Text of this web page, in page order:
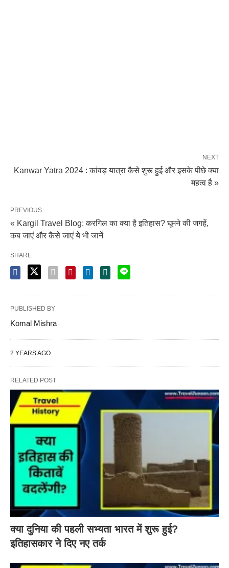
NEXT
Kanwar Yatra 2024 : कांवड़ यात्रा कैसे शुरू हुई और इसके पीछे क्या
महत्व है »
PREVIOUS
« Kargil Travel Blog: करगिल का क्या है इतिहास? घूमने की जगहें,
कब जाएं और कैसे जाएं ये भी जानें
SHARE
PUBLISHED BY
Komal Mishra
2 YEARS AGO
RELATED POST
क्या दुनिया की पहली सभ्यता भारत में शुरू हुई?
इतिहासकार ने दिए नए तर्क